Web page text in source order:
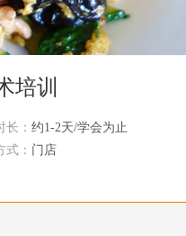
培训
长： 约1-2天/学会为止
式： 门店